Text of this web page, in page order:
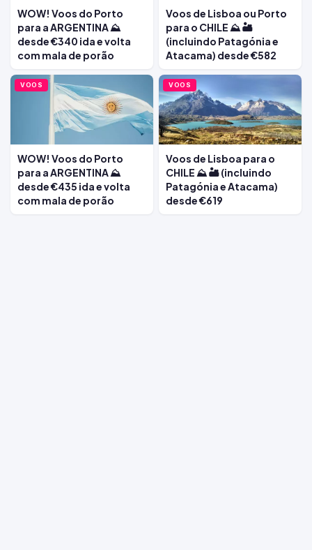
WOW! Voos do Porto
para a ARGENTINA ⛰️
desde €340 ida e volta
com mala de porão
Voos de Lisboa ou Porto
para o CHILE ⛰️ 🏜️
(incluindo Patagónia e
Atacama) desde €582
VOOS
WOW! Voos do Porto
para a ARGENTINA ⛰️
desde €435 ida e volta
com mala de porão
VOOS
Voos de Lisboa para o
CHILE ⛰️ 🏜️ (incluindo
Patagónia e Atacama)
desde €619